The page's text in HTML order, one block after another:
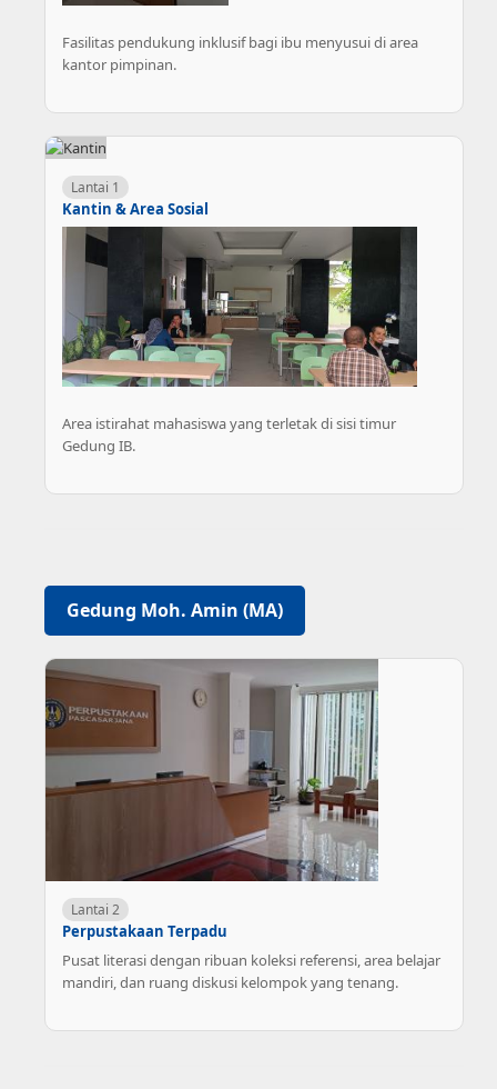
Fasilitas pendukung inklusif bagi ibu menyusui di area
kantor pimpinan.
Lantai 1
Kantin & Area Sosial
Area istirahat mahasiswa yang terletak di sisi timur
Gedung IB.
Gedung Moh. Amin (MA)
Lantai 2
Perpustakaan Terpadu
Pusat literasi dengan ribuan koleksi referensi, area belajar
mandiri, dan ruang diskusi kelompok yang tenang.